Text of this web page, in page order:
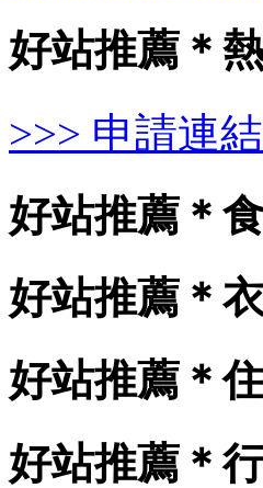
好站推薦＊
>>> 申請連
好站推薦＊
好站推薦＊
好站推薦＊
好站推薦＊